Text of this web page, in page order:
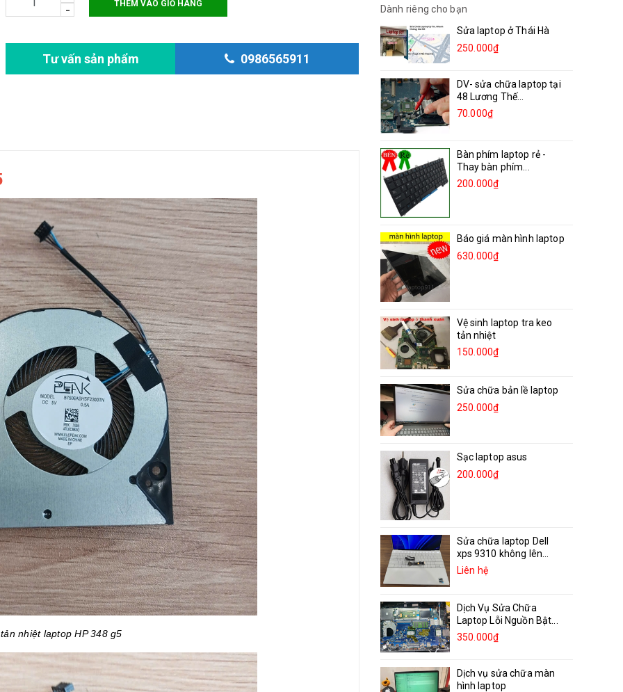
- THÊM VÀO GIỎ HÀNG
Tư vấn sản phẩm 0986565911
nhiệt laptop HP 348 g5
Dành riêng cho bạn
Sửa laptop ở Thái Hà
250.000₫
DV- sửa chữa laptop tại
48 Lương Thế...
70.000₫
Bàn phím laptop rẻ -
Thay bàn phím...
200.000₫
Báo giá màn hình laptop
630.000₫
Vệ sinh laptop tra keo
tản nhiệt
150.000₫
Sửa chữa bản lề laptop
250.000₫
Sạc laptop asus
200.000₫
Sửa chữa laptop Dell
xps 9310 không lên...
Liên hệ
Dịch Vụ Sửa Chữa
Laptop Lỗi Nguồn Bật...
350.000₫
Dịch vụ sửa chữa màn
hình laptop